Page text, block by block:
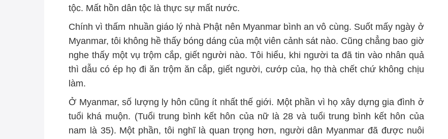
tộc. Mất hồn dân tộc là thực sự mất nước.
Chính vì thấm nhuần giáo lý nhà Phật nên Myanmar bình an vô cùng. Suốt mấy ngày ở
Myanmar, tôi không hề thấy bóng dáng của một viên cảnh sát nào. Cũng chẳng bao giờ
nghe thấy một vụ trộm cắp, giết người nào. Tôi hiểu, khi người ta đã tin vào nhân quả
thì dẫu có ép họ đi ăn trộm ăn cắp, giết người, cướp của, họ thà chết chứ không chịu
làm.
Ở Myanmar, số lượng ly hôn cũng ít nhất thế giới. Một phần vì họ xây dựng gia đình ở
tuổi khá muộn. (Tuổi trung bình kết hôn của nữ là 28 và tuổi trung bình kết hôn của
nam là 35). Một phần, tôi nghĩ là quan trọng hơn, người dân Myanmar đã được nuôi